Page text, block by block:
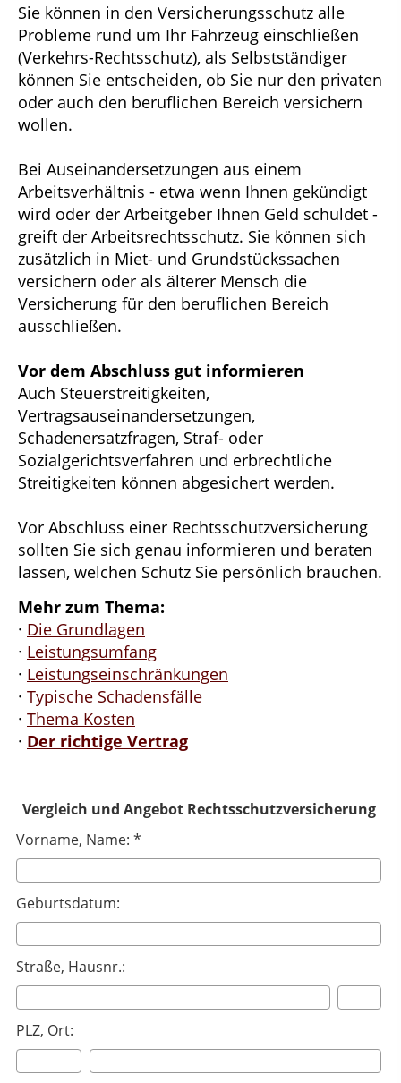
Sie können in den Versicherungsschutz alle
Probleme rund um Ihr Fahrzeug einschließen
(Verkehrs-Rechtsschutz), als Selbstständiger
können Sie entscheiden, ob Sie nur den privaten
oder auch den beruflichen Bereich versichern
wollen.
Bei Auseinandersetzungen aus einem
Arbeitsverhältnis - etwa wenn Ihnen gekündigt
wird oder der Arbeitgeber Ihnen Geld schuldet -
greift der Arbeitsrechtsschutz. Sie können sich
zusätzlich in Miet- und Grundstückssachen
versichern oder als älterer Mensch die
Versicherung für den beruflichen Bereich
ausschließen.
Vor dem Abschluss gut informieren
Auch Steuerstreitigkeiten,
Vertragsauseinandersetzungen,
Schadenersatzfragen, Straf- oder
Sozialgerichtsverfahren und erbrechtliche
Streitigkeiten können abgesichert werden.
Vor Abschluss einer Rechtsschutzversicherung
sollten Sie sich genau informieren und beraten
lassen, welchen Schutz Sie persönlich brauchen.
Mehr zum Thema:
· Die Grundlagen
· Leistungsumfang
· Leistungseinschränkungen
· Typische Schadensfälle
· Thema Kosten
· Der richtige Vertrag
Vergleich und Angebot Rechtsschutzversicherung
Vorname, Name: *
Geburtsdatum:
Straße, Hausnr.:
PLZ, Ort: